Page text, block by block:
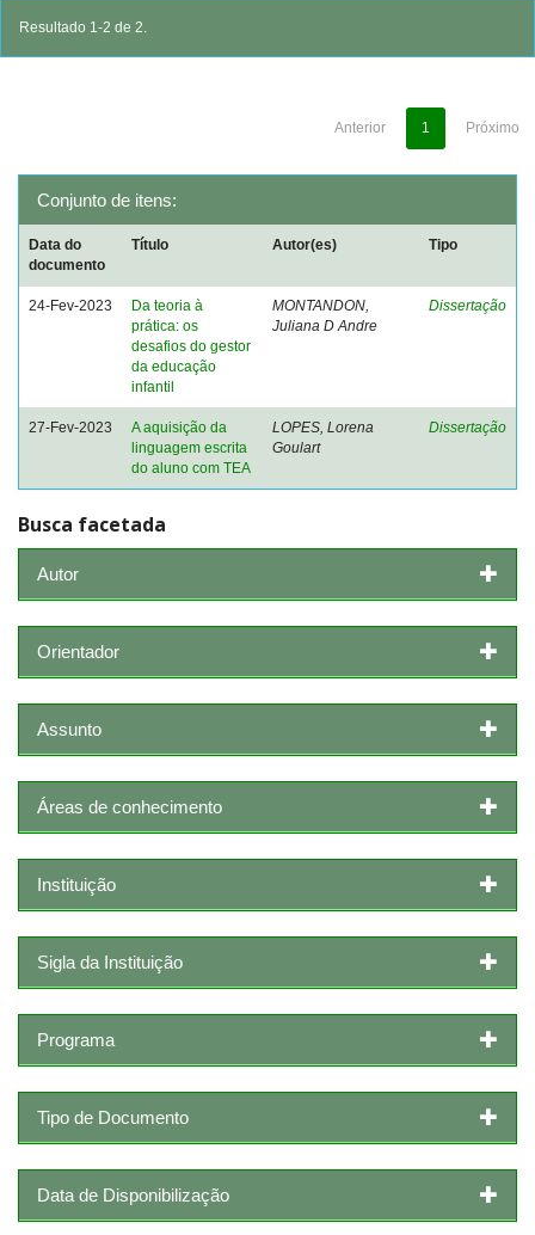
Resultado 1-2 de 2.
Anterior 1 Próximo
Conjunto de itens:
Data do
documento
Título Autor(es) Tipo
24-Fev-2023
Da teoria à
prática: os
desafios do gestor
da educação
infantil
MONTANDON,
Juliana D Andre
Dissertação
27-Fev-2023
A aquisição da
linguagem escrita
do aluno com TEA
LOPES, Lorena
Goulart
Dissertação
Busca facetada
Autor
Orientador
Assunto
Áreas de conhecimento
Instituição
Sigla da Instituição
Programa
Tipo de Documento
Data de Disponibilização